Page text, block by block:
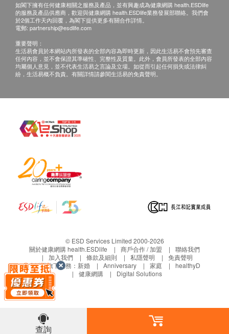
務，保養範圍只包括施工時的物件及牆身，不包括
施工後才添置的新傢俬。
如測量後指數高於 0.08 ppm (安全標準)，綠研團
隊將免费提供支援服務 。
如測量後指數未有超標，綠研團隊將收取 $500 出
勤費用。
查詢
如閣下擁有任何健康相關之服務及產品，並有興趣成為健康網購 health.ESDlife
的服務及產品供應商，歡迎與健康網購 health.ESDlife業務發展部聯絡。我們會
於2個工作天內回覆，為閣下提供更多有關合作詳情。
電郵: partnership@esdlife.com
重要聲明：
生活易會員於本網站內所發表的全部內容為即時更新，因此生活易不會預先審查
任何內容，並不會保證其準確性、完整性及質量。此外，會員所發表的全部內容
均屬個人意見，並不代表生活易之言論及立場。如從而引起任何損失或法律糾
紛，生活易概不負責。有關詳情請參閱生活易的免責聲明。
© ESD Services Limited 2000-2026
關於健康網購 health.ESDlife
商戶合作 / 加盟
聯絡我們
加入我們
條款及細則 私隱聲明
免責聲明
生活易旗下業務： 新婚 Anniversary 家庭
healthyD
健康網購
Digital Solutions